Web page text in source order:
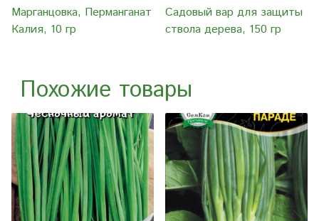
Марганцовка, Перманганат
Калия, 10 гр
Садовый вар для защиты
ствола дерева, 150 гр
Похожие товары